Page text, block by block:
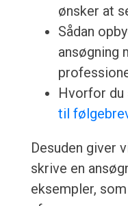
ønsker at
Sådan
ansøgning
Hvorfor du
til
Desuden giver
skrive en
eksempler,